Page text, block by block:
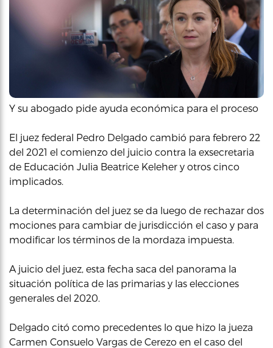
Y su abogado pide ayuda económica para el proceso
El juez federal Pedro Delgado cambió para febrero 22
del 2021 el comienzo del juicio contra la exsecretaria
de Educación Julia Beatrice Keleher y otros cinco
implicados.
La determinación del juez se da luego de rechazar dos
mociones para cambiar de jurisdicción el caso y para
modificar los términos de la mordaza impuesta.
A juicio del juez, esta fecha saca del panorama la
situación política de las primarias y las elecciones
generales del 2020.
Delgado citó como precedentes lo que hizo la jueza
Carmen Consuelo Vargas de Cerezo en el caso del